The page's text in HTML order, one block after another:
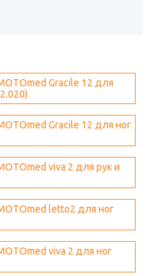
Gracile 12 для
Gracile 12 для ног
viva 2 для рук и
letto2 для ног
viva 2 для ног